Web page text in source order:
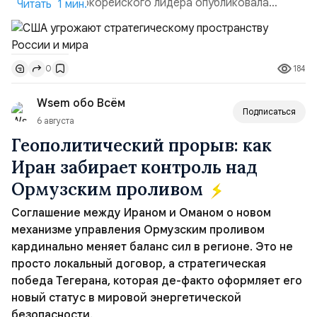
сестра северокорейского лидера опубликовала
заявление для прессы в ответ на проведение Токио
совместных с флотом США запусков крылатых ракет
Томагавк.«Япония отбросила обманчивую видимость
„исключительно оборонительной страны“ и выносит
вопрос о собственном ядерном вооружении на
всеобщее обозрение, одновреме...
Читать 1 мин.
0 184
Wsem обо Всём
6 августа
Подписаться
Геополитический прорыв: как
Иран забирает контроль над
Ормузским проливом
Соглашение между Ираном и Оманом о новом
механизме управления Ормузским проливом
кардинально меняет баланс сил в регионе. Это не
просто локальный договор, а стратегическая
победа Тегерана, которая де-факто оформляет его
новый статус в мировой энергетической